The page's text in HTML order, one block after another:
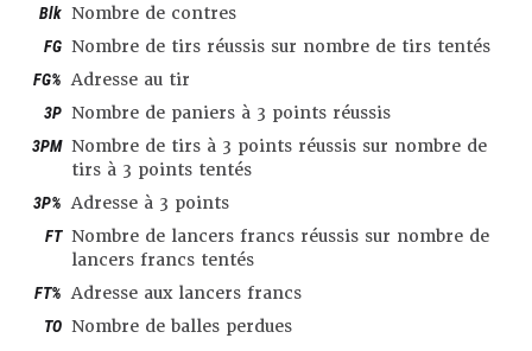
Blk Nombre de contres
FG Nombre de tirs réussis sur nombre de tirs tentés
FG% Adresse au tir
3P Nombre de paniers à 3 points réussis
3PM Nombre de tirs à 3 points réussis sur nombre de
tirs à 3 points tentés
3P% Adresse à 3 points
FT Nombre de lancers francs réussis sur nombre de
lancers francs tentés
FT% Adresse aux lancers francs
TO Nombre de balles perdues